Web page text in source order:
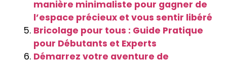
manière minimaliste pour gagner de
l’espace précieux et vous sentir libéré
Bricolage pour tous : Guide Pratique
pour Débutants et Experts
Démarrez votre aventure de